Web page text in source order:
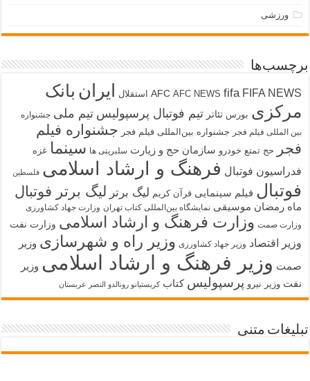
ورزشی
برچسب‌ها
AFC AFC NEWS fifa FIFA NEWS استقلال ایران بانک
مرکزی بورس تئاتر تیم فوتبال پرسپولیس تیم ملی جشنواره
بین المللی فیلم فجر جشنواره بین‌المللی فیلم فجر جشنواره فیلم
فجر
حج تمتع خودرو سازمان حج و زیارت سلبریتی ها سینما غزه
فدراسیون فوتبال فرهنگ و ارشاد اسلامی فلسطین
فوتبال فیلم سینمایی قرآن کریم لیگ برتر لیگ برتر فوتبال
ماه رمضان موسیقی نمایشگاه بین‌المللی کتاب تهران وزارت جهاد کشاورزی
وزارت صمت وزارت فرهنگ و ارشاد اسلامی وزارت نفت
وزیر اقتصاد وزیر جهاد کشاورزی وزیر راه و شهرسازی وزیر
صمت وزیر فرهنگ و ارشاد اسلامی وزیر
نفت وزیر نیرو پرسپولیس کتاب کریستیانو رونالدو النصر عربستان
تبلیغات متنی